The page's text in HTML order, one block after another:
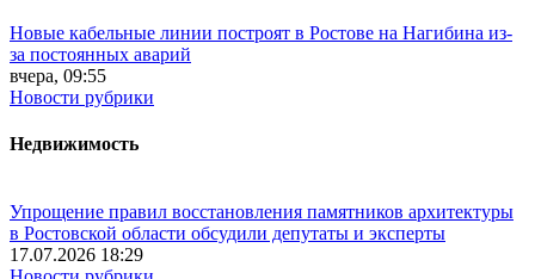
Новые кабельные линии построят в Ростове на Нагибина из-
за постоянных аварий
вчера, 09:55
Новости рубрики
Недвижимость
Упрощение правил восстановления памятников архитектуры
в Ростовской области обсудили депутаты и эксперты
17.07.2026 18:29